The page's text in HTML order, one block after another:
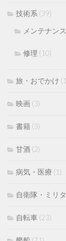
技術系 (39)
メンテナン
修理 (10)
旅・おでかけ
映画 (3)
書籍 (3)
甘酒 (2)
病気・医療 (1)
自衛隊・ミリ
自転車 (23)